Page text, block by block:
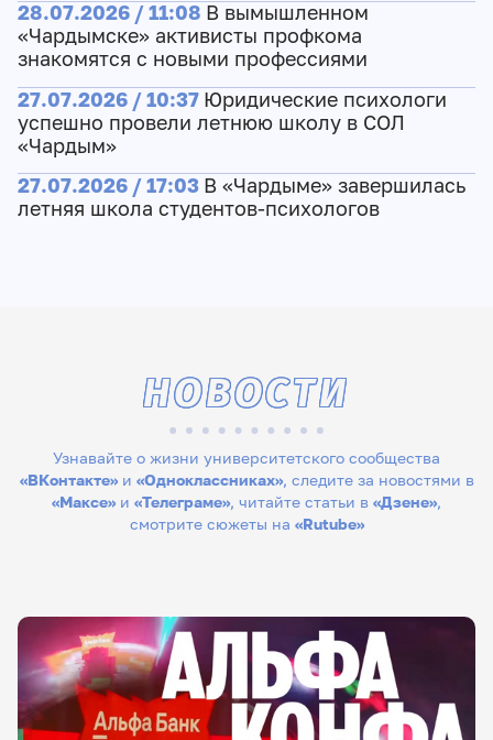
28.07.2026 / 11:08 В вымышленном
«Чардымске» активисты профкома
знакомятся с новыми профессиями
27.07.2026 / 10:37 Юридические психологи
успешно провели летнюю школу в СОЛ
«Чардым»
27.07.2026 / 17:03 В «Чардыме» завершилась
летняя школа студентов-психологов
Узнавайте о жизни университетского сообщества
«ВКонтакте»и «Одноклассниках», следите за новостями в
«Максе» и «Телеграме», читайте статьи в «Дзене»,
смотрите сюжеты на «Rutube»
НОВОСТИ